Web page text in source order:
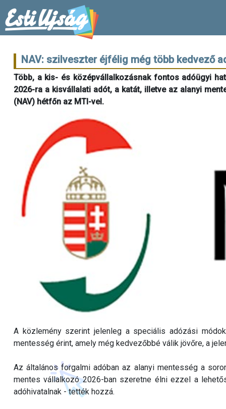
NAV: szilveszter éjfélig még több kedvező
Több, a kis- és középvállalkozásnak fontos adóügyi
2026-ra a kisvállalati adót, a katát, illetve az alanyi
(NAV) hétfőn az MTI-vel.
A közlemény szerint jelenleg a speciális adózási
mentesség érint, amely még kedvezőbbé válik jövőre, a
Az általános forgalmi adóban az alanyi mentesség a
mentes vállalkozó 2026-ban szeretne élni ezzel a
adóhivatalnak - tették hozzá.